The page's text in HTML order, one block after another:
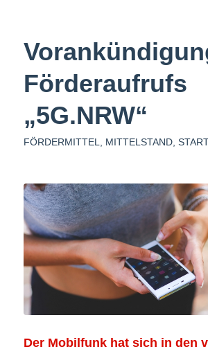
Förderaufrufs
„5G.NRW“
FÖRDERMITTEL MITTELSTAND,
Der Mobilfunk hat sich in den